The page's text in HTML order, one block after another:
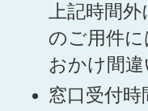
上記時間
のご用件に
おかけ間
窓口受付時